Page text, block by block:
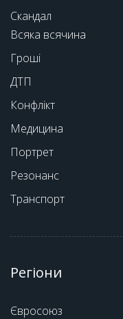
Скандал
Всяка всячина
Гроші
ДТП
Конфлікт
Медицина
Портрет
Резонанс
Транспорт
Регіони
Євросоюз